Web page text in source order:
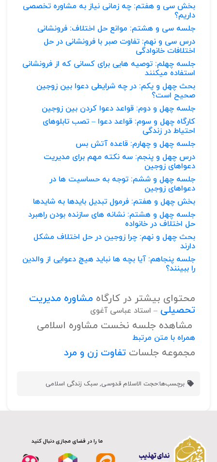
بخش سی و هفتم: چه زمانی نیاز به مشاوره تخصصی
داریم؟
جلسه سی و هشتم: موانع حل اختلاف: فرونشانی
درس سی و نهم: تفاوت صبر با فرونشانی در حل
اختلافات خانوادگی
جلسه چهلم: توصیه هایی برای کسانی که از فرونشانی
استفاده میکنند
بحث چهل و یکم: در چه شرایطی دعوا بین زوجین
صحیح است؟
جلسه چهل و دوم: قواعد دعوا کردن بین زوجین
کارگاه چهل و سوم: قواعد دعوا – تصب تابلوهای
احتیاط در زندگی
جلسه چهل و چهارم: قاعده آتش بس
درس چهل و پنجم: سه نکته مهم برای مدیریت
دعواهای زوجین
جلسه چهل و ششم: توجه به حساسیت ها در
دعواهای زوجین
بخش چهل و هفتم: فرمول تبدیل بایدها به شایدها
جلسه چهل و هشتم: نشانه های سازنده بودن راهبرد
حل اختلاف در خانواده
بحث چهل و نهم: چرا زوجین در حل اختلاف مشکل
دارند
جلسه پنجاهم: آیا بچه ها نباید هیچ دعوایی از والدین
را ببینند؟
محتوای بیشتر در کارگاه مشاوره مدیریت
تحصیلی – استاد عباسی آغوی
مشاهده جلسه نخست مشاوره اسلامی
همراه با متن مرتبط
مجموعه جلسات تفاوت زن و مرد
برچسب‌ها:حجت الاسلام قدوسی,سبک زندگی اسلامی
ما را در فضای مجازی دنبال کنید